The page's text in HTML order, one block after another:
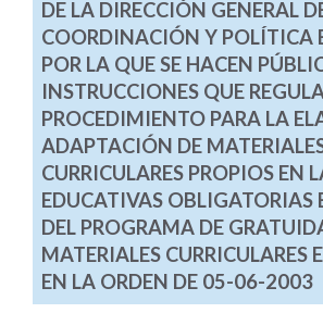
DE LA DIRECCIÓN GENERAL
COORDINACIÓN Y POLÍTICA
POR LA QUE SE HACEN
INSTRUCCIONES QUE
PROCEDIMIENTO PARA LA
ADAPTACIÓN DE
CURRICULARES PROPIOS EN
EDUCATIVAS OBLIGATORIAS
DEL PROGRAMA DE
MATERIALES CURRICULARES
EN LA ORDEN DE 05-06-2003